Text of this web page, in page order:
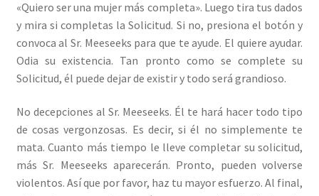
«Quiero ser una mujer más completa». Luego tira tus dados
y mira si completas la Solicitud. Si no, presiona el botón y
convoca al Sr. Meeseeks para que te ayude. El quiere ayudar.
Odia su existencia. Tan pronto como se complete su
Solicitud, él puede dejar de existir y todo será grandioso.
No decepciones al Sr. Meeseeks. Él te hará hacer todo tipo
de cosas vergonzosas. Es decir, si él no simplemente te
mata. Cuanto más tiempo le lleve completar su solicitud,
más Sr. Meeseeks aparecerán. Pronto, pueden volverse
violentos. Así que por favor, haz tu mayor esfuerzo. Al final,